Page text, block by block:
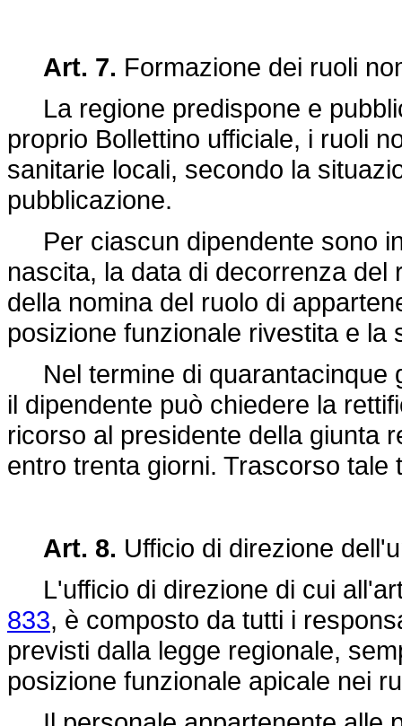
Art. 7. Formazione dei ruoli
La regione predispone e
proprio Bollettino ufficiale, i ruoli
sanitarie locali, secondo la
pubblicazione.
Per ciascun dipendente sono
nascita, la data di decorrenza
della nomina del ruolo di
posizione funzionale rivestita e la
Nel termine di quarantacinque
il dipendente può chiedere la
ricorso al presidente della giunta
entro trenta giorni. Trascorso
Art. 8. Ufficio di direzione
L'ufficio di direzione di cui
833, è composto da tutti i
previsti dalla legge regionale,
posizione funzionale apicale nei